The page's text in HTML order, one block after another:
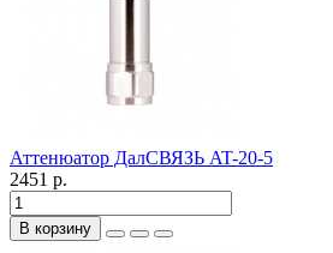
Аттенюатор ДалСВЯЗЬ AT-20-5
2451 р.
В корзину